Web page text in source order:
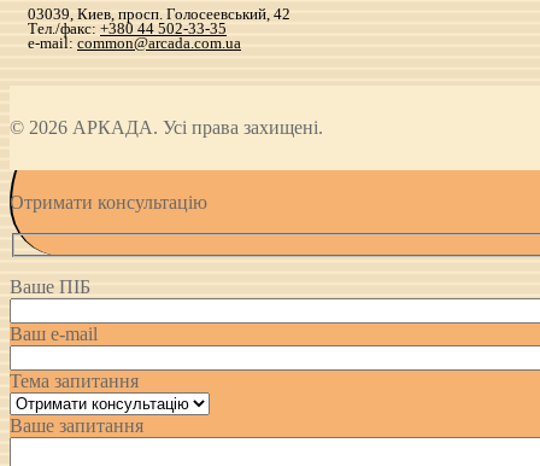
03039, Киев, просп. Голосеевський, 42
Тел./факс: +380 44 502-33-35
e-mail: common@arcada.com.ua
© 2026 АРКАДА. Усі права захищені.
Отримати консультацію
Ваше ПІБ
Ваш e-mail
Тема запитання
Ваше запитання